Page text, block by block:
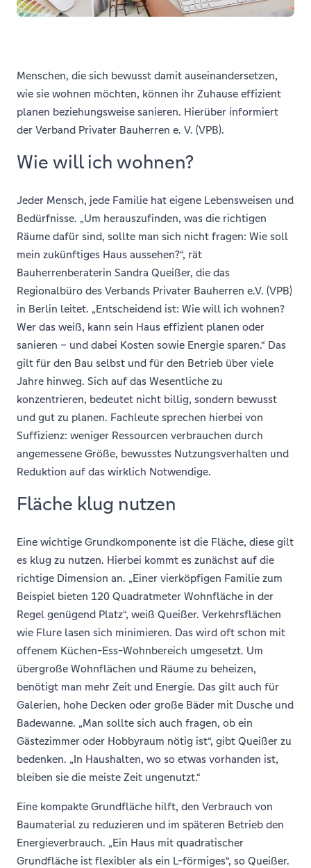
Menschen, die sich bewusst damit auseinandersetzen,
wie sie wohnen möchten, können ihr Zuhause effizient
planen beziehungsweise sanieren. Hierüber informiert
der Verband Privater Bauherren e. V. (VPB).
Wie will ich wohnen?
Jeder Mensch, jede Familie hat eigene Lebensweisen und
Bedürfnisse. „Um herauszufinden, was die richtigen
Räume dafür sind, sollte man sich nicht fragen: Wie soll
mein zukünftiges Haus aussehen?“, rät
Bauherrenberaterin Sandra Queißer, die das
Regionalbüro des Verbands Privater Bauherren e.V. (VPB)
in Berlin leitet. „Entscheidend ist: Wie will ich wohnen?
Wer das weiß, kann sein Haus effizient planen oder
sanieren – und dabei Kosten sowie Energie sparen.“ Das
gilt für den Bau selbst und für den Betrieb über viele
Jahre hinweg. Sich auf das Wesentliche zu
konzentrieren, bedeutet nicht billig, sondern bewusst
und gut zu planen. Fachleute sprechen hierbei von
Suffizienz: weniger Ressourcen verbrauchen durch
angemessene Größe, bewusstes Nutzungsverhalten und
Reduktion auf das wirklich Notwendige.
Fläche klug nutzen
Eine wichtige Grundkomponente ist die Fläche, diese gilt
es klug zu nutzen. Hierbei kommt es zunächst auf die
richtige Dimension an. „Einer vierköpfigen Familie zum
Beispiel bieten 120 Quadratmeter Wohnfläche in der
Regel genügend Platz“, weiß Queißer. Verkehrsflächen
wie Flure lasen sich minimieren. Das wird oft schon mit
offenem Küchen-Ess-Wohnbereich umgesetzt. Um
übergroße Wohnflächen und Räume zu beheizen,
benötigt man mehr Zeit und Energie. Das gilt auch für
Galerien, hohe Decken oder große Bäder mit Dusche und
Badewanne. „Man sollte sich auch fragen, ob ein
Gästezimmer oder Hobbyraum nötig ist“, gibt Queißer zu
bedenken. „In Haushalten, wo so etwas vorhanden ist,
bleiben sie die meiste Zeit ungenutzt.“
Eine kompakte Grundfläche hilft, den Verbrauch von
Baumaterial zu reduzieren und im späteren Betrieb den
Energieverbrauch. „Ein Haus mit quadratischer
Grundfläche ist flexibler als ein L-förmiges“, so Queißer.